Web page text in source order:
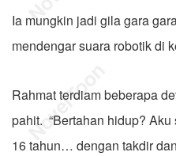
Ia mungkin jadi gila gara
mendengar suara robotik di
Rahmat terdiam beberapa
pahit. “Bertahan hidup?
16 tahun… dengan takdir